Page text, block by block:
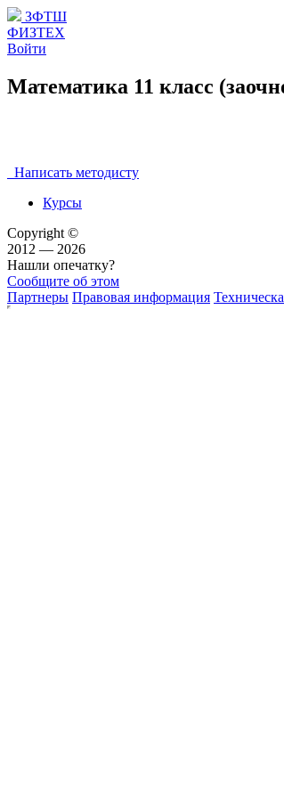
ЗФТШ
ФИЗТЕХ
Войти
Математика 11 класс
Написать методисту
Курсы
Copyright ©
2012 — 2026
Нашли опечатку?
Сообщите об этом
Партнеры Правовая информация